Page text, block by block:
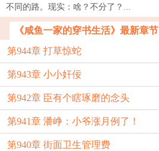
不同的路。现实：啥？不分了？...
《咸鱼一家的穿书生活》最新章节
第944章 打草惊蛇
第943章 小小奸佞
第942章 臣有个瞎琢磨的念头
第941章 潘峥：小爷涨月例了！
第940章 街面卫生管理费